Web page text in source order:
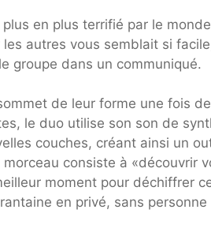
plus en plus terrifié par le
autres vous semblait si
groupe dans un communiqué.
de leur forme une fois
le duo utilise son son de
couches, créant ainsi un
consiste à «découvrir
moment pour déchiffrer
en privé, sans personne